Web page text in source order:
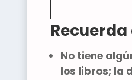
Recuerda
No tiene
los libros; la